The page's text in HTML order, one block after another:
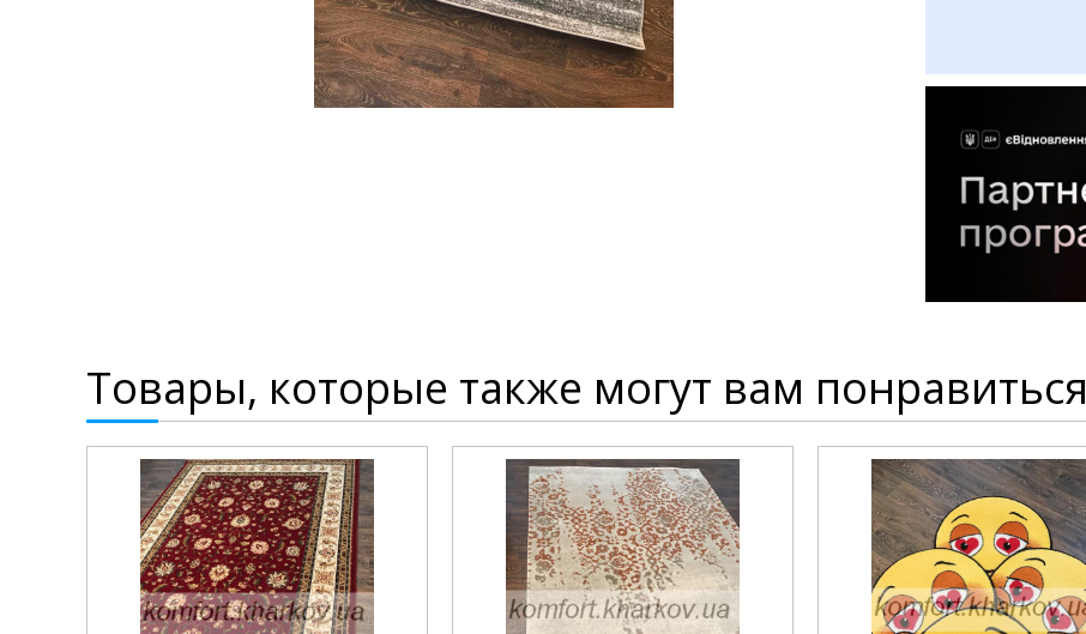
Товары, которые также могут вам понравиться